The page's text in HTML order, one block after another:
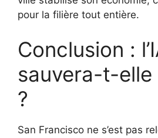
pour la filière tout entière.
Conclusion :
sauvera-t-elle
?
San Francisco ne s’est pas